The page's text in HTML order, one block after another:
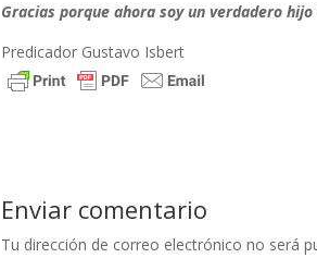
Gracias porque ahora soy un verdadero
Predicador Gustavo Isbert
Enviar comentario
Tu dirección de correo electrónico no será